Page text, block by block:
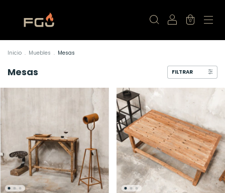
0
Inicio . Muebles . Mesas
Mesas FILTRAR